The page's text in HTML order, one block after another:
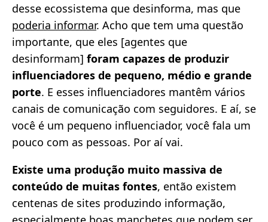
desse ecossistema que desinforma, mas que
poderia informar. Acho que tem uma questão
importante, que eles [agentes que
desinformam] foram capazes de produzir
influenciadores de pequeno, médio e grande
porte. E esses influenciadores mantêm vários
canais de comunicação com seguidores. E aí, se
você é um pequeno influenciador, você fala um
pouco com as pessoas. Por aí vai.
Existe uma produção muito massiva de
conteúdo de muitas fontes, então existem
centenas de sites produzindo informação,